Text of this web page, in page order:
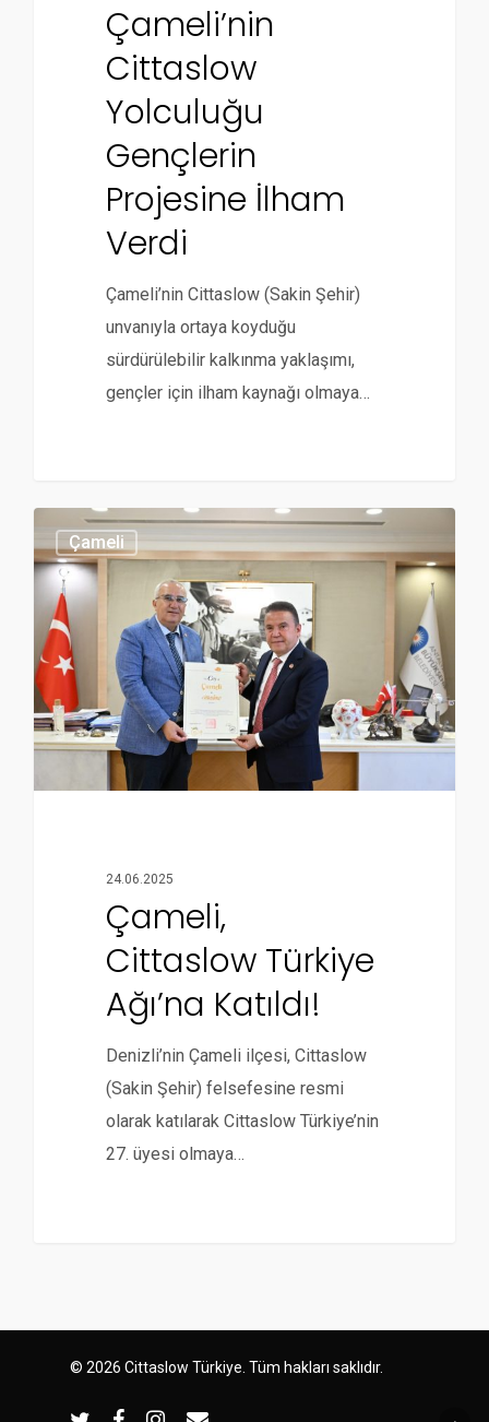
Çameli’nin
Cittaslow
Yolculuğu
Gençlerin
Projesine İlham
Verdi
Çameli’nin Cittaslow (Sakin Şehir)
unvanıyla ortaya koyduğu
sürdürülebilir kalkınma yaklaşımı,
gençler için ilham kaynağı olmaya…
Çameli
24.06.2025
Çameli,
Cittaslow Türkiye
Ağı’na Katıldı!
Denizli’nin Çameli ilçesi, Cittaslow
(Sakin Şehir) felsefesine resmi
olarak katılarak Cittaslow Türkiye’nin
27. üyesi olmaya…
© 2026 Cittaslow Türkiye. Tüm hakları saklıdır.
twitterfacebookinstagram
email